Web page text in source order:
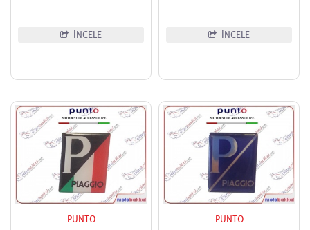
İNCELE İNCELE
PUNTO PUNTO